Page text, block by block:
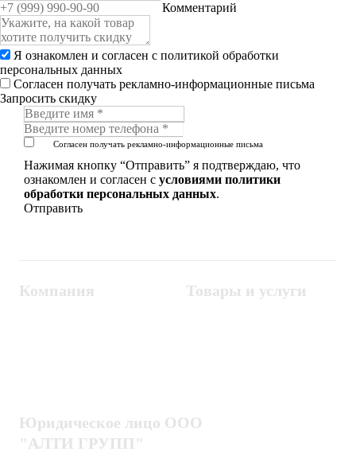
Комментарий
Я ознакомлен и согласен с политикой обработки
персональных данных
Согласен получать рекламно-информационные письма
Запросить скидку
Согласен получать рекламно-информационные письма
Нажимая кнопку “Отправить” я подтверждаю, что
ознакомлен и согласен с условиями политики
обработки персональных данных.
Компания Товары и услуги
Юридическое лицо ООО
"АЛТИ ГРУПП"